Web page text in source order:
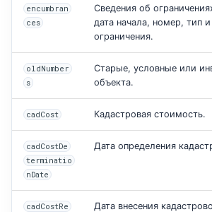
encumbran
ces
Сведения об
дата начала, номер, тип
ограничения.
oldNumber
s
Старые, условные или
объекта.
cadCost Кадастровая стоимость.
cadCostDe
terminatio
nDate
Дата определения
cadCostRe
Дата внесения